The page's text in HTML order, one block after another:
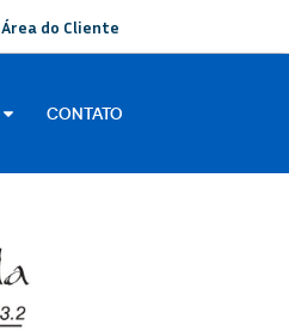
Área do Cliente
CONTATO